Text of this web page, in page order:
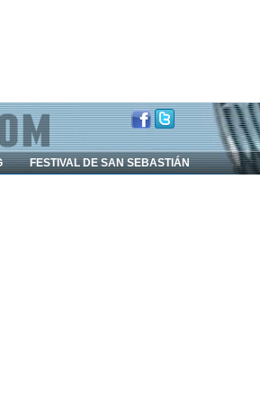
FESTIVAL DE SAN SEBASTIÁN